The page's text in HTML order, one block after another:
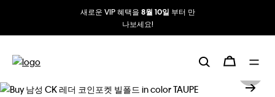
새로운 VIP 혜택을 8월 10일 부터 만
나보세요!